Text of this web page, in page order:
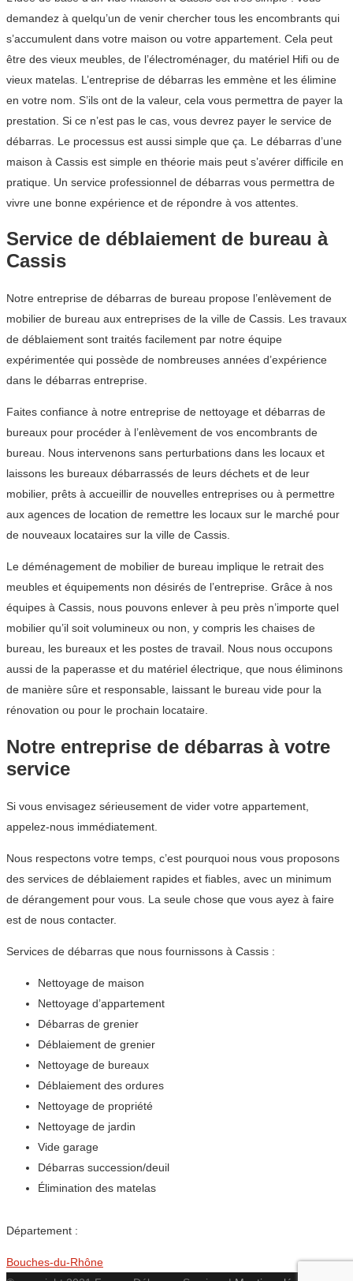
demandez à quelqu’un de venir chercher tous les encombrants qui
s’accumulent dans votre maison ou votre appartement. Cela peut
être des vieux meubles, de l’électroménager, du matériel Hifi ou de
vieux matelas. L’entreprise de débarras les emmène et les élimine
en votre nom. S’ils ont de la valeur, cela vous permettra de payer la
prestation. Si ce n’est pas le cas, vous devrez payer le service de
débarras. Le processus est aussi simple que ça. Le débarras d’une
maison à Cassis est simple en théorie mais peut s’avérer difficile en
pratique. Un service professionnel de débarras vous permettra de
vivre une bonne expérience et de répondre à vos attentes.
Service de déblaiement de bureau à
Cassis
Notre entreprise de débarras de bureau propose l’enlèvement de
mobilier de bureau aux entreprises de la ville de Cassis. Les travaux
de déblaiement sont traités facilement par notre équipe
expérimentée qui possède de nombreuses années d’expérience
dans le débarras entreprise.
Faites confiance à notre entreprise de nettoyage et débarras de
bureaux pour procéder à l’enlèvement de vos encombrants de
bureau. Nous intervenons sans perturbations dans les locaux et
laissons les bureaux débarrassés de leurs déchets et de leur
mobilier, prêts à accueillir de nouvelles entreprises ou à permettre
aux agences de location de remettre les locaux sur le marché pour
de nouveaux locataires sur la ville de Cassis.
Le déménagement de mobilier de bureau implique le retrait des
meubles et équipements non désirés de l’entreprise. Grâce à nos
équipes à Cassis, nous pouvons enlever à peu près n’importe quel
mobilier qu’il soit volumineux ou non, y compris les chaises de
bureau, les bureaux et les postes de travail. Nous nous occupons
aussi de la paperasse et du matériel électrique, que nous éliminons
de manière sûre et responsable, laissant le bureau vide pour la
rénovation ou pour le prochain locataire.
Notre entreprise de débarras à votre
service
Si vous envisagez sérieusement de vider votre appartement,
appelez-nous immédiatement.
Nous respectons votre temps, c’est pourquoi nous vous proposons
des services de déblaiement rapides et fiables, avec un minimum
de dérangement pour vous. La seule chose que vous ayez à faire
est de nous contacter.
Services de débarras que nous fournissons à Cassis :
Nettoyage de maison
Nettoyage d’appartement
Débarras de grenier
Déblaiement de grenier
Nettoyage de bureaux
Déblaiement des ordures
Nettoyage de propriété
Nettoyage de jardin
Vide garage
Débarras succession/deuil
Élimination des matelas
Département :
Bouches-du-Rhône